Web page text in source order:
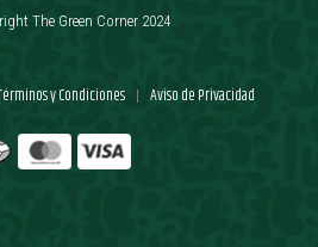
y Condiciones | Aviso de Privacidad
The Green Corner 2024